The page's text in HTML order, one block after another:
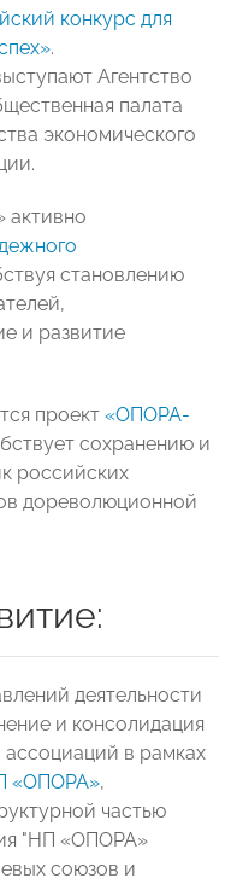
конкурс для
.
Агентство
палата
экономического
становлению
и развитие
проект «ОПОРА-
сохранению и
российских
дореволюционной
деятельности
и консолидация
в рамках
«ОПОРА»,
частью
"НП «ОПОРА»
союзов и